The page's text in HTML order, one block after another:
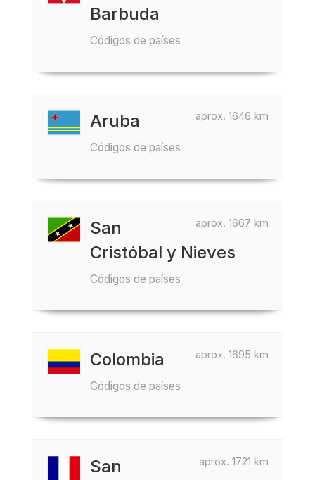
Barbuda
Códigos de países
aprox. 1646 km
Aruba
Códigos de países
aprox. 1667 km
San
Cristóbal y Nieves
Códigos de países
aprox. 1695 km
Colombia
Códigos de países
aprox. 1721 km
San